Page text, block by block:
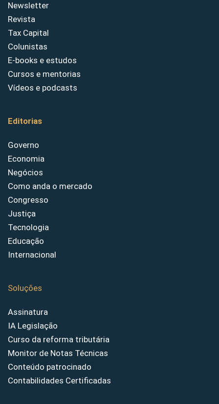
Newsletter
Revista
Tax Capital
Colunistas
E-books e estudos
Cursos e mentorias
Vídeos e podcasts
Editorias
Governo
Economia
Negócios
Como anda o mercado
Congresso
Justiça
Tecnologia
Educação
Internacional
Soluções
Assinatura
IA Legislação
Curso da reforma tributária
Monitor de Notas Técnicas
Conteúdo patrocinado
Contabilidades Certificadas